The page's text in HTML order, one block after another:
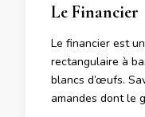
Le Financier
Le financier est
rectangulaire à
blancs d’œufs.
amandes dont le